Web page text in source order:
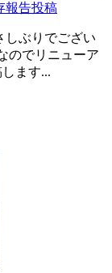
報告投稿
しぶりでござい
のでリニューア
ます...